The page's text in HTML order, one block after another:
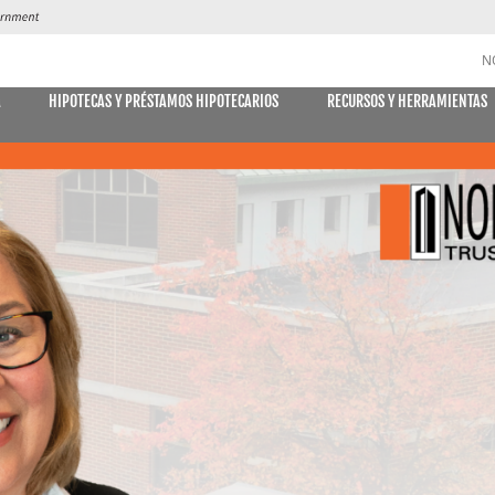
CUENTAS DE AHORRO y CD
Libreta de ahorro
Declaración Ahorro
Cuenta de Ahorro Kids Club
Cuentas del mercado monetario
Tipos actuales del mercado monetario
HIPOTECAS Y PRÉSTAMOS HIPOTECARIOS RECURSOS Y HERRAMIENTAS
E DECLARACIONES
PAGO